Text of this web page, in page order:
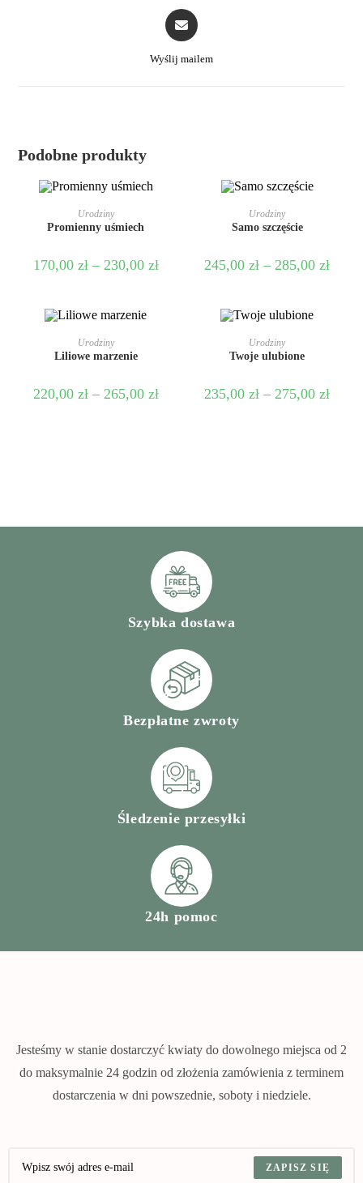
Wyślij mailem
Podobne produkty
WYBIERZ OPCJE
Urodziny
Promienny uśmiech
170,00 zł – 230,00 zł
WYBIERZ OPCJE
Urodziny
Samo szczęście
245,00zł – 285,00zł
WYBIERZ OPCJE
Urodziny
Liliowe marzenie
220,00 zł – 265,00 zł
WYBIERZ OPCJE
Urodziny
Twoje ulubione
235,00zł – 275,00zł
Szybka dostawa
Bezpłatne zwroty
Śledzenie przesyłki
24h pomoc
Jesteśmy w stanie dostarczyć kwiaty do dowolnego miejsca od 2
do maksymalnie 24 godzin od złożenia zamówienia z terminem
dostarczenia w dni powszednie, soboty i niedziele.
ZAPISZ SIĘ